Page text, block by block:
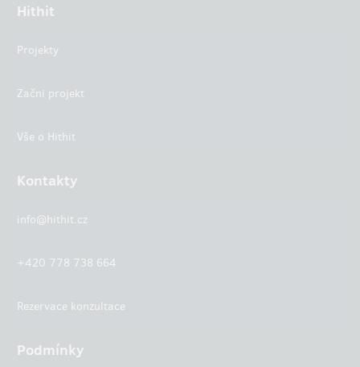
Hithit
Projekty
Začni projekt
Vše o Hithit
Kontakty
info@hithit.cz
+420 778 738 664
Rezervace konzultace
Podmínky